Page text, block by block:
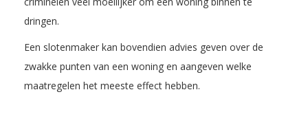
dringen.
Een slotenmaker kan bovendien advies geven over de
zwakke punten van een woning en aangeven welke
maatregelen het meeste effect hebben.